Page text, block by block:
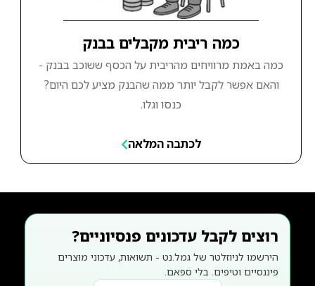
כמה ריבית מקבלים בבנק
כמה באמת מרוויחים מהריבית על הכסף ששוכב בבנק -
והאם אפשר לקבל יותר ממה שהבנק מציע לכם היום?
כנסו וגלו.
לכתבה המלאה
רוצים לקבל עדכונים פנסיוניים?
הירשמו לניוזלטר של גמל.נט - תשואות, עדכוני מוצרים
פיננסיים וטיפים. בלי ספאם.